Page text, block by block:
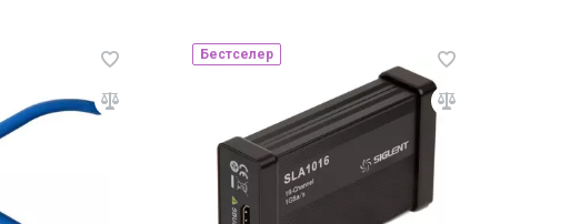
Наявність на складі: Львів
810814
Бестселер